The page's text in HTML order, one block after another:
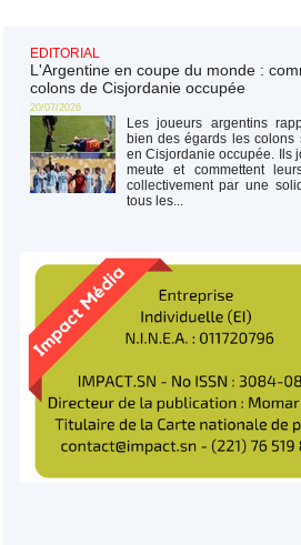
EDITORIAL
L'Argentine en coupe du monde :
colons de Cisjordanie occupée
20/07/2026
Les joueurs argentins
bien des égards les colons
en Cisjordanie occupée. Ils
meute et commettent
collectivement par une
tous les...